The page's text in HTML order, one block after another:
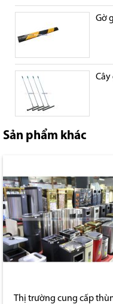
Gờ
Sản phẩm khác
Thị trường cung cấp